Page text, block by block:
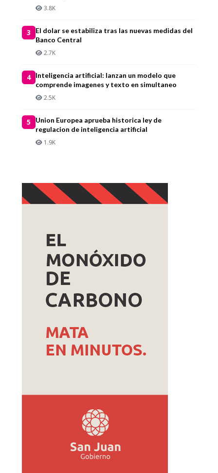
3.8K
3
El dolar se estabiliza tras las nuevas medidas del
Banco Central
2.7K
4
Inteligencia artificial: lanzan un modelo que
comprende imagenes y texto en simultaneo
2.5K
5
Union Europea aprueba historica ley de
regulacion de inteligencia artificial
1.9K